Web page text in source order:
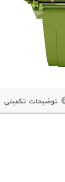
توضیحات تکمیلی